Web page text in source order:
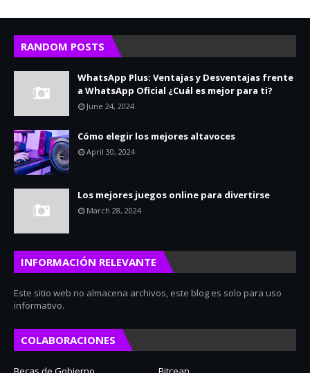
RANDOM POSTS
WhatsApp Plus: Ventajas y Desventajas frente
a WhatsApp Oficial ¿Cuál es mejor para ti?
June 24, 2024
Cómo elegir los mejores altavoces
April 30, 2024
Los mejores juegos online para divertirse
March 28, 2024
INFORMACIÓN RELEVANTE
Este sitio web no almacena archivos, este blog es solo para uso
informativo.
COLABORACIONES